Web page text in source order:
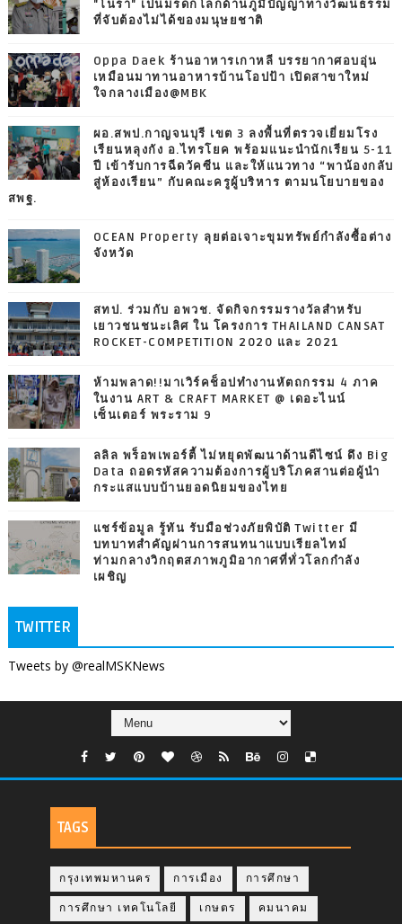
"โนรา" เป็นมรดกโลกด้านภูมิปัญญาทางวัฒนธรรม
ที่จับต้องไม่ได้ของมนุษยชาติ
Oppa Daek ร้านอาหารเกาหลี บรรยากาศอบอุ่น
เหมือนมาทานอาหารบ้านโอปป้า เปิดสาขาใหม่
ใจกลางเมือง@MBK
ผอ.สพป.กาญจนบุรี เขต 3 ลงพื้นที่ตรวจเยี่ยมโรง
เรียนหลุงกัง อ.ไทรโยค พร้อมแนะนำนักเรียน 5-11
ปี เข้ารับการฉีดวัคซีน และให้แนวทาง “พาน้องกลับ
สู่ห้องเรียน” กับคณะครูผู้บริหาร ตามนโยบายของ
สพฐ.
OCEAN Property ลุยต่อเจาะขุมทรัพย์กำลังซื้อต่าง
จังหวัด
สทป. ร่วมกับ อพวช. จัดกิจกรรมรางวัลสำหรับ
เยาวชนชนะเลิศ ใน โครงการ THAILAND CANSAT
ROCKET-COMPETITION 2020 และ 2021
ห้ามพลาด!!มาเวิร์คช็อปทำงานหัตถกรรม 4 ภาค
ในงาน ART & CRAFT MARKET @ เดอะไนน์
เซ็นเตอร์ พระราม 9
ลลิล พร็อพเพอร์ตี้ ไม่หยุดพัฒนาด้านดีไซน์ ดึง Big
Data ถอดรหัสความต้องการผู้บริโภคสานต่อผู้นำ
กระแสแบบบ้านยอดนิยมของไทย
แชร์ข้อมูล รู้ทัน รับมือช่วงภัยพิบัติ Twitter มี
บทบาทสำคัญผ่านการสนทนาแบบเรียลไทม์
ท่ามกลางวิกฤตสภาพภูมิอากาศที่ทั่วโลกกำลัง
เผชิญ
TWITTER
Tweets by @realMSKNews
TAGS
กรุงเทพมหานคร การเมือง การศึกษา
การศึกษา เทคโนโลยี เกษตร คมนาคม